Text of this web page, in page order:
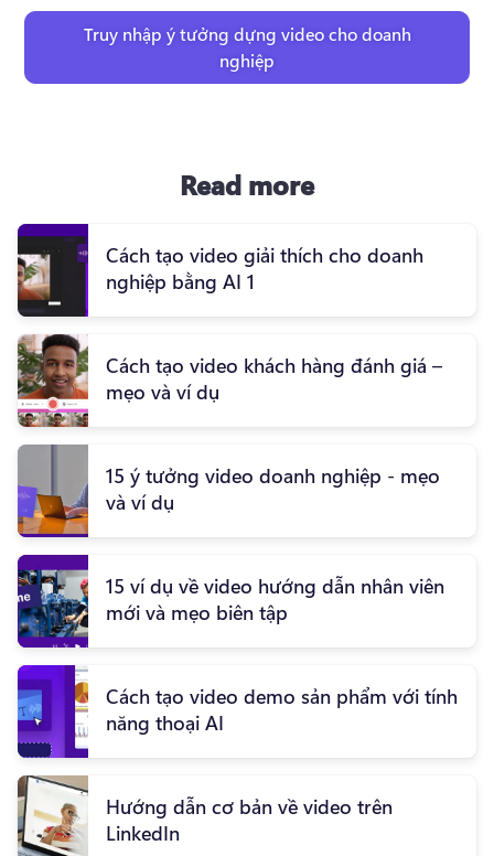
Truy nhập ý tưởng dựng video cho doanh
nghiệp
Read more
Cách tạo video giải thích cho doanh
nghiệp bằng AI 1
Cách tạo video khách hàng đánh giá –
mẹo và ví dụ
15 ý tưởng video doanh nghiệp - mẹo
và ví dụ
15 ví dụ về video hướng dẫn nhân viên
mới và mẹo biên tập
Cách tạo video demo sản phẩm với tính
năng thoại AI
Hướng dẫn cơ bản về video trên
LinkedIn